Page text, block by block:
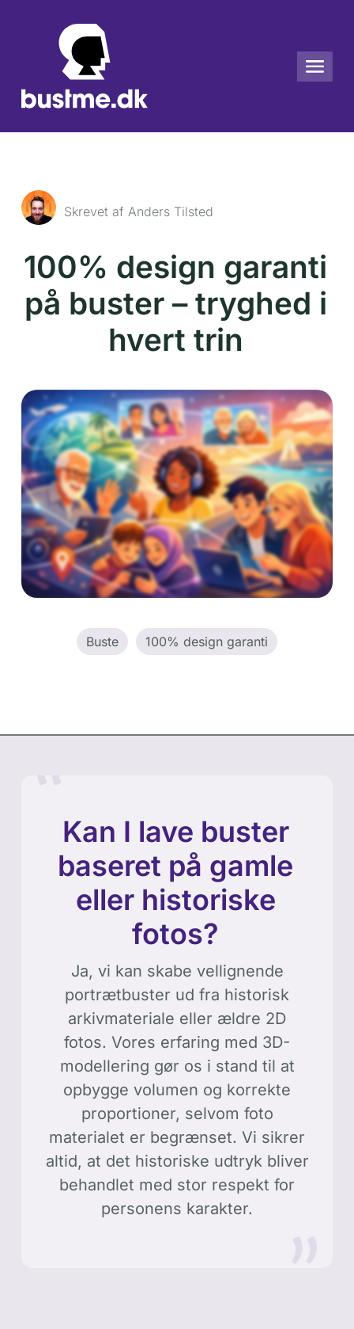
100% design garanti
på buster – tryghed i
hvert trin
Skrevet af Anders Tilsted
Buste 100% design garanti
Kan I lave buster
baseret på gamle
eller historiske
fotos?
Ja, vi kan skabe vellignende
portrætbuster ud fra historisk
arkivmateriale eller ældre 2D
fotos. Vores erfaring med 3D-
modellering gør os i stand til at
opbygge volumen og korrekte
proportioner, selvom foto
materialet er begrænset. Vi sikrer
altid, at det historiske udtryk bliver
behandlet med stor respekt for
personens karakter.